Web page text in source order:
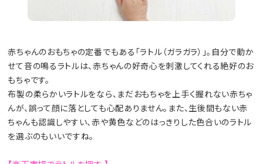
赤ちゃんのおもちゃの定番でもある「ラトル（ガラガラ）」。自分で動か
せて音の鳴るラトルは、赤ちゃんの好奇心を刺激してくれる絶好のお
もちゃです。
布製の柔らかいラトルをなら、まだおもちゃを上手く握れない赤ちゃ
んが、誤って顔に落としても心配ありません。また、生後間もない赤
ちゃんも認識しやすい、赤や黄色などのはっきりした色合いのラトル
を選ぶのもいいですね。